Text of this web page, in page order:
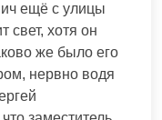
ещё с улицы
свет, хотя он
же было его
нервно водя